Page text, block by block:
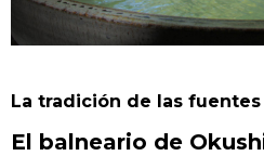
La tradición de las
El balneario de